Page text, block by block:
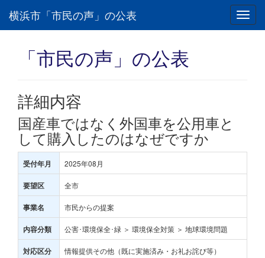
横浜市「市民の声」の公表
「市民の声」の公表
詳細内容
国産車ではなく外国車を公用車と
して購入したのはなぜですか
受付年月 2025年08月
要望区 全市
事業名 市民からの提案
内容分類 公害･環境保全･緑 ＞ 環境保全対策 ＞ 地球環境問題
対応区分 情報提供その他（既に実施済み・お礼お詫び等）